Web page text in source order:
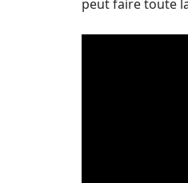
peut faire toute